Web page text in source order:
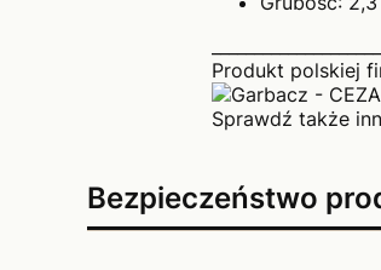
Produkt polskiej
Sprawdź także
Bezpieczeństwo